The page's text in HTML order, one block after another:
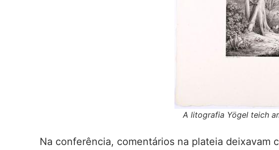
A litografia Yögel teich
Na conferência, comentários na plateia deixavam